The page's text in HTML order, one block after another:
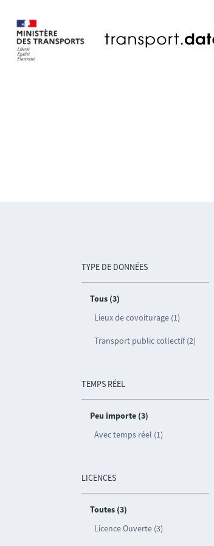
TYPE DE DONNÉES
Tous (3)
Lieux de covoiturage (1)
Transport public collectif (2)
TEMPS RÉEL
Peu importe (3)
Avec temps réel (1)
LICENCES
Toutes (3)
Licence Ouverte (3)